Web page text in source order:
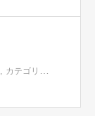
カテゴリー2